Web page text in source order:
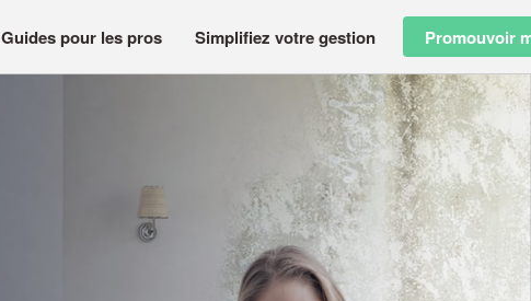
Guides pour les pros Simplifiez votre gestion Promouvoir